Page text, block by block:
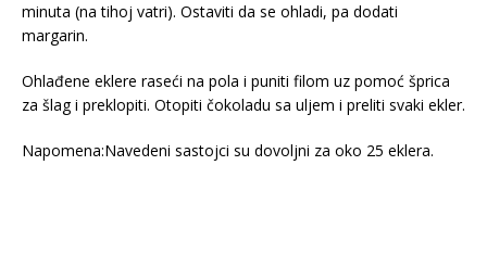
minuta (na tihoj vatri). Ostaviti da se ohladi, pa dodati
margarin.
Ohlađene eklere raseći na pola i puniti filom uz pomoć šprica
za šlag i preklopiti. Otopiti čokoladu sa uljem i preliti svaki ekler.
Napomena:Navedeni sastojci su dovoljni za oko 25 eklera.